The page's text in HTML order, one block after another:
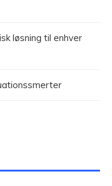
løsning til enhver